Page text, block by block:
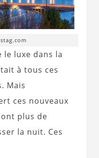
le luxe dans la
à tous ces
Mais
ces nouveaux
plus de
la nuit. Ces